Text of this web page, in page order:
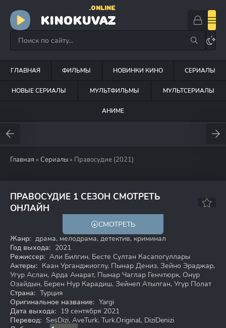
KINOKUVAZ
.ONLINE
ГЛАВНАЯ ФИЛЬМЫ НОВИНКИ КИНО СЕРИАЛЫ
НОВЫЕ СЕРИАЛЫ МУЛЬТФИЛЬМЫ МУЛЬТСЕРИАЛЫ
АНИМЕ
Главная » Сериалы » Правосудие (2021)
ПРАВОСУДИЕ 1 СЕЗОН СМОТРЕТЬ
ОНЛАЙН
СМОТРЕТЬ
Жанр: драма, мелодрама, детектив, криминал
Год выхода: 2021
Режиссер: Али Билгин, Бесте Султан Касапогуллары
Актеры: Каан Урганджиоглу, Пынар Дениз, Зейно Эраджар,
Угур Аслан, Арда Анарат, Пынар Чаглар Генчтюрк, Онур
Озайдын, Берен Нур Карадиш, Зейнеп Атылган, Угур Полат
Страна: Турция
Оригинальное название: Yargi
Дата выхода: 19 сентября 2021
Перевод: SesDizi, AveTurk, Turk.Original, DiziDenizi